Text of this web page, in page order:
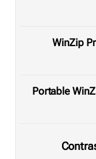
WinZip
Portable